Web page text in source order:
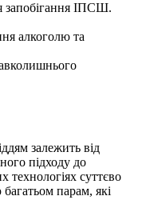
запобігання ІПСШ.
алкоголю та
залежить від
підходу до
технологіях суттєво
парам, які